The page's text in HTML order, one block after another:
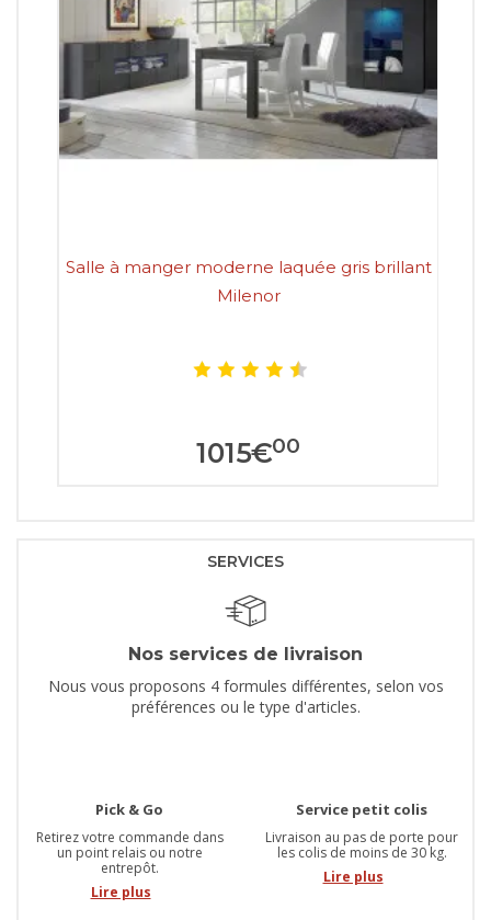
Salle à manger moderne laquée gris brillant
Milenor
1015€00
SERVICES
Nos services de livraison
Nous vous proposons 4 formules différentes, selon vos
préférences ou le type d'articles.
Pick & Go
Retirez votre commande dans
un point relais ou notre
entrepôt.
Lire plus
Service petit colis
Livraison au pas de porte pour
les colis de moins de 30 kg.
Lire plus